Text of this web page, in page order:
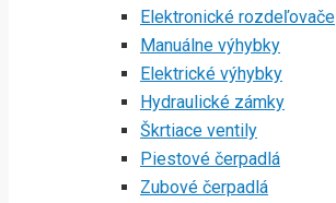
Elektronické rozdeľovače
Manuálne výhybky
Elektrické výhybky
Hydraulické zámky
Škrtiace ventily
Piestové čerpadlá
Zubové čerpadlá